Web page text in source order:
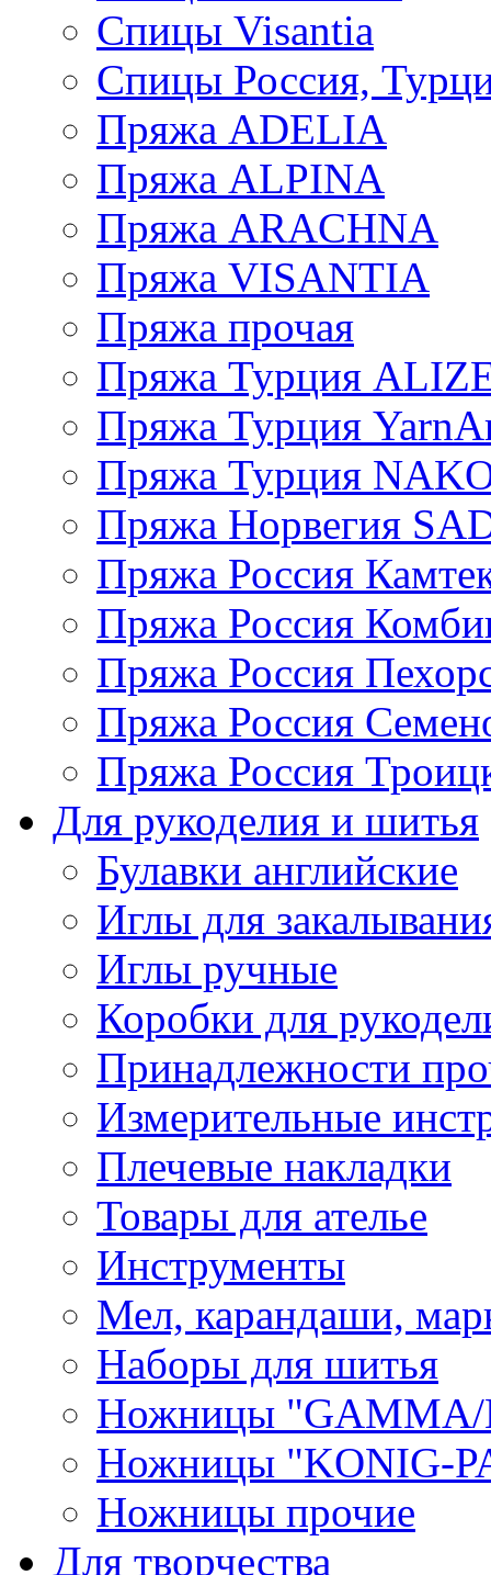
Спицы Visantia
Спицы Россия,
Пряжа ADELIA
Пряжа ALPINA
Пряжа ARACHNA
Пряжа VISANTIA
Пряжа прочая
Пряжа Турция
Пряжа Турция
Пряжа Турция
Пряжа Норвегия
Пряжа Россия
Пряжа Россия
Пряжа Россия
Пряжа Россия
Пряжа Россия
Для рукоделия и шитья
Булавки английские
Иглы для
Иглы ручные
Коробки для
Принадлежности
Измерительные
Плечевые накладки
Товары для ателье
Инструменты
Мел, карандаши,
Наборы для шитья
Ножницы "GAMMA/
Ножницы "KONIG-
Ножницы прочие
Для творчества